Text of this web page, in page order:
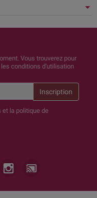
Vous trouverez pour
conditions d'utilisation
et la politique de